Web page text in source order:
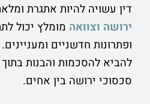
דין עשויה להיות אתגרת
ירושה וצוואה מומלץ יכול
ופתרונות חדשניים
להביא להסכמות והבנות
סכסוכי ירושה בין אחים.